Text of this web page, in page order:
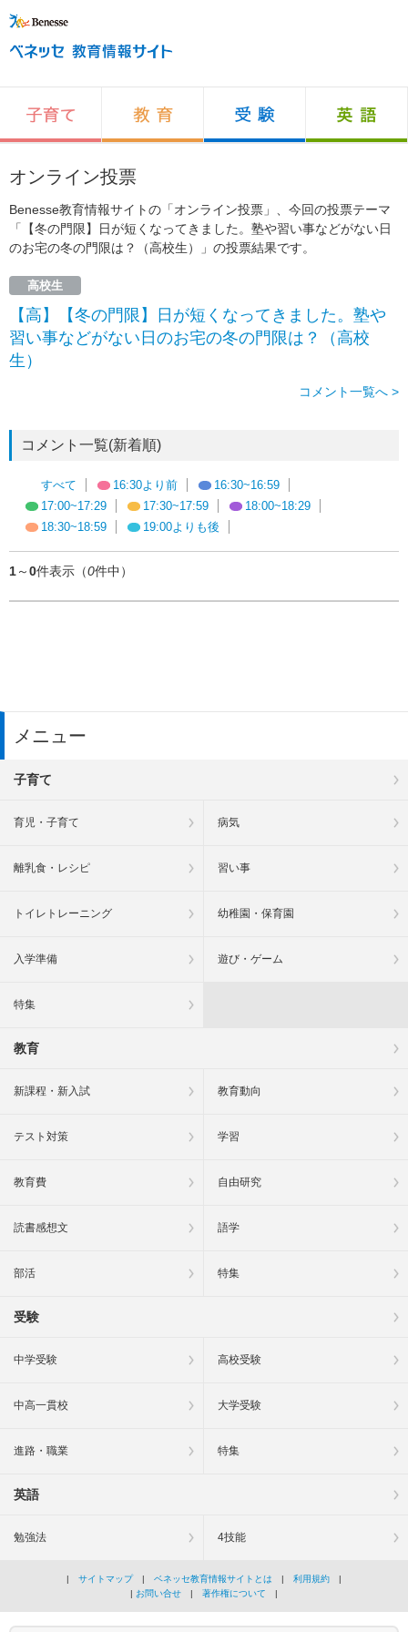
オンライン投票
Benesse教育情報サイトの「オンライン投票」、今回の投票テーマ
「【冬の門限】日が短くなってきました。塾や習い事などがない日
のお宅の冬の門限は？（高校生）」の投票結果です。
高校生
【高】【冬の門限】日が短くなってきました。塾や
習い事などがない日のお宅の冬の門限は？（高校
生）
コメント一覧へ >
コメント一覧(新着順)
すべて 16:30より前
16:30~16:59
17:00~17:29
17:30~17:59
18:00~18:29
18:30~18:59
19:00よりも後
1～0件表示（0件中）
メニュー
子育て
育児・子育て 病気
離乳食・レシピ 習い事
トイレトレーニング 幼稚園・保育園
入学準備 遊び・ゲーム
特集
教育
新課程・新入試 教育動向
テスト対策 学習
教育費 自由研究
読書感想文 語学
部活 特集
受験
中学受験 高校受験
中高一貫校 大学受験
進路・職業 特集
英語
勉強法 4技能
| サイトマップ| ベネッセ教育情報サイトとは | 利用規約 |
| お問い合せ | 著作権について |